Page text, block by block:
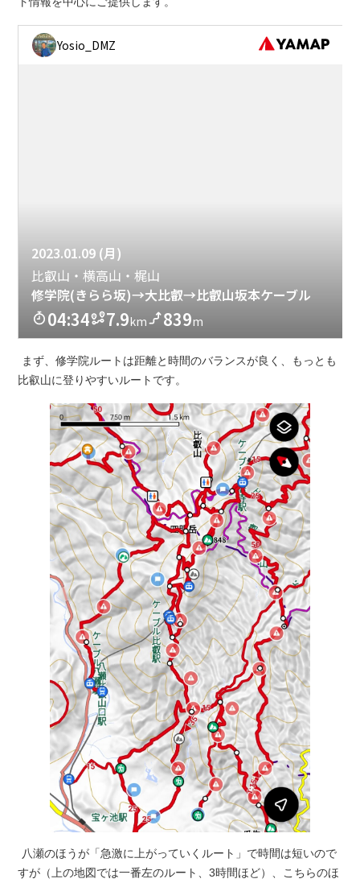
まず、修学院ルートは距離と時間のバランスが良く、もっとも
比叡山に登りやすいルートです。
八瀬のほうが「急激に上がっていくルート」で時間は短いので
すが（上の地図では一番左のルート、3時間ほど）、こちらのほ